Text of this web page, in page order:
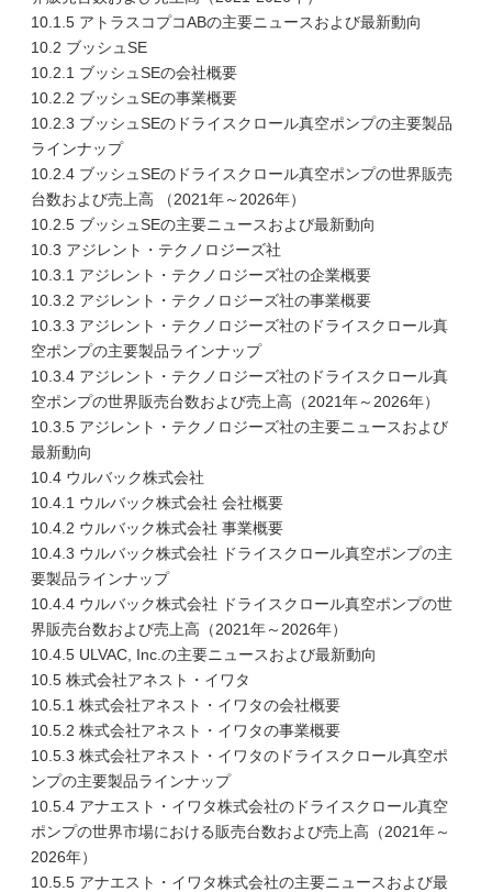
10.1.5 アトラスコプコABの主要ニュースおよび最新動向
10.2 ブッシュSE
10.2.1 ブッシュSEの会社概要
10.2.2 ブッシュSEの事業概要
10.2.3 ブッシュSEのドライスクロール真空ポンプの主要製品
ラインナップ
10.2.4 ブッシュSEのドライスクロール真空ポンプの世界販売
台数および売上高 （2021年～2026年）
10.2.5 ブッシュSEの主要ニュースおよび最新動向
10.3 アジレント・テクノロジーズ社
10.3.1 アジレント・テクノロジーズ社の企業概要
10.3.2 アジレント・テクノロジーズ社の事業概要
10.3.3 アジレント・テクノロジーズ社のドライスクロール真
空ポンプの主要製品ラインナップ
10.3.4 アジレント・テクノロジーズ社のドライスクロール真
空ポンプの世界販売台数および売上高（2021年～2026年）
10.3.5 アジレント・テクノロジーズ社の主要ニュースおよび
最新動向
10.4 ウルバック株式会社
10.4.1 ウルバック株式会社 会社概要
10.4.2 ウルバック株式会社 事業概要
10.4.3 ウルバック株式会社 ドライスクロール真空ポンプの主
要製品ラインナップ
10.4.4 ウルバック株式会社 ドライスクロール真空ポンプの世
界販売台数および売上高（2021年～2026年）
10.4.5 ULVAC, Inc.の主要ニュースおよび最新動向
10.5 株式会社アネスト・イワタ
10.5.1 株式会社アネスト・イワタの会社概要
10.5.2 株式会社アネスト・イワタの事業概要
10.5.3 株式会社アネスト・イワタのドライスクロール真空ポ
ンプの主要製品ラインナップ
10.5.4 アナエスト・イワタ株式会社のドライスクロール真空
ポンプの世界市場における販売台数および売上高（2021年～
2026年）
10.5.5 アナエスト・イワタ株式会社の主要ニュースおよび最